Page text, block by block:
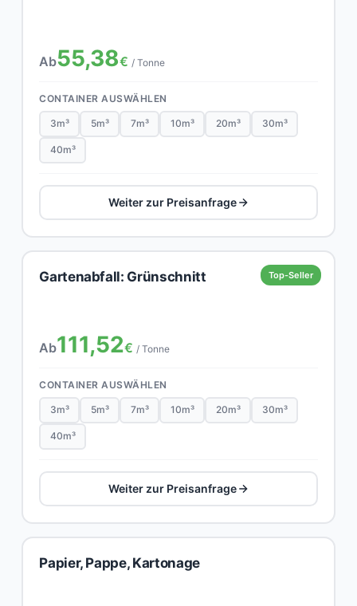
Ab55,38€ / Tonne
CONTAINER AUSWÄHLEN
3m³ 5m³ 7m³ 10m³ 20m³ 30m³
40m³
Weiter zur Preisanfrage
Top-Seller
Gartenabfall: Grünschnitt
Ab111,52€ / Tonne
CONTAINER AUSWÄHLEN
3m³ 5m³ 7m³ 10m³ 20m³ 30m³
40m³
Weiter zur Preisanfrage
Papier, Pappe, Kartonage